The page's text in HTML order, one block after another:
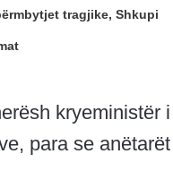
tragjike, Shkupi
para se